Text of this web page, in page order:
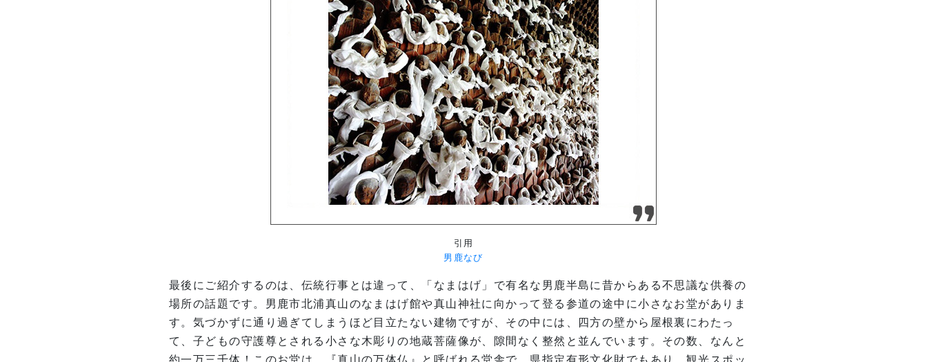
引用
男鹿なび
最後にご紹介するのは、伝統行事とは違って、「なまはげ」で有名な男鹿半島に昔からある不思議な供養の
場所の話題です。男鹿市北浦真山のなまはげ館や真山神社に向かって登る参道の途中に小さなお堂がありま
す。気づかずに通り過ぎてしまうほど目立たない建物ですが、その中には、四方の壁から屋根裏にわたっ
て、子どもの守護尊とされる小さな木彫りの地蔵菩薩像が、隙間なく整然と並んでいます。その数、なんと
約一万三千体！このお堂は、『真山の万体仏』と呼ばれる堂舎で、県指定有形文化財でもあり、観光スポッ